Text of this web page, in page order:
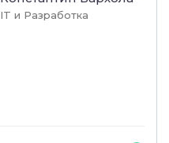
IT и Разработка